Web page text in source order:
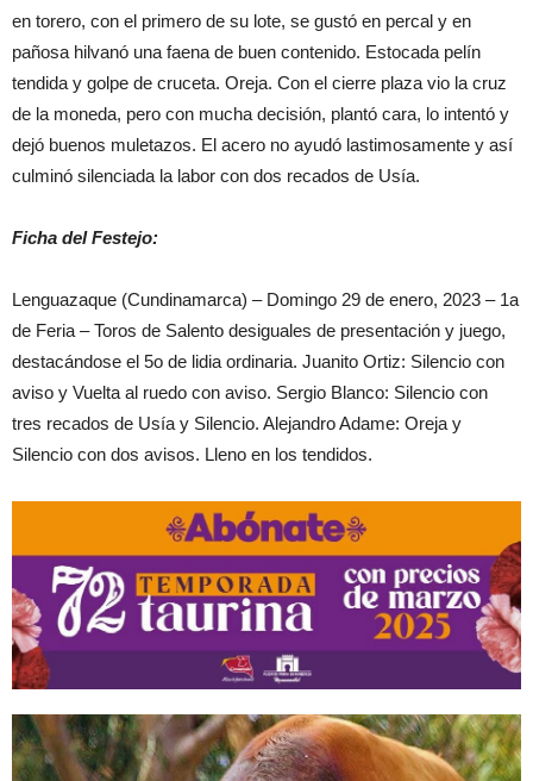
en torero, con el primero de su lote, se gustó en percal y en
pañosa hilvanó una faena de buen contenido. Estocada pelín
tendida y golpe de cruceta. Oreja. Con el cierre plaza vio la cruz
de la moneda, pero con mucha decisión, plantó cara, lo intentó y
dejó buenos muletazos. El acero no ayudó lastimosamente y así
culminó silenciada la labor con dos recados de Usía.
Ficha del Festejo:
Lenguazaque (Cundinamarca) – Domingo 29 de enero, 2023 – 1a
de Feria – Toros de Salento desiguales de presentación y juego,
destacándose el 5o de lidia ordinaria. Juanito Ortiz: Silencio con
aviso y Vuelta al ruedo con aviso. Sergio Blanco: Silencio con
tres recados de Usía y Silencio. Alejandro Adame: Oreja y
Silencio con dos avisos. Lleno en los tendidos.